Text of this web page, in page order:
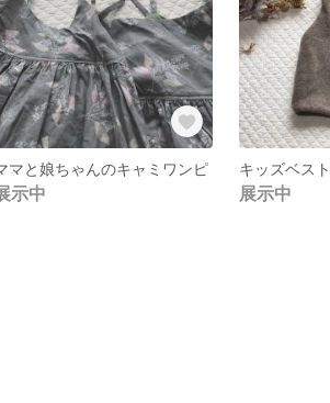
マと娘ちゃんのキャミワンピ
示中
キッズベスト
展示中